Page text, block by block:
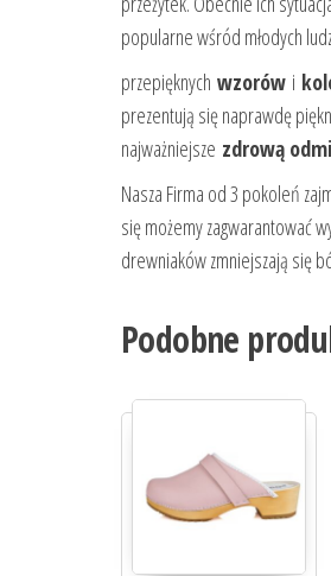
popularne wśród młodych
przepięknych wzorów i
prezentują się naprawdę
najważniejsze zdrową
Nasza Firma od 3 pokoleń
się możemy zagwarantować
drewniaków zmniejszają się
Podobne